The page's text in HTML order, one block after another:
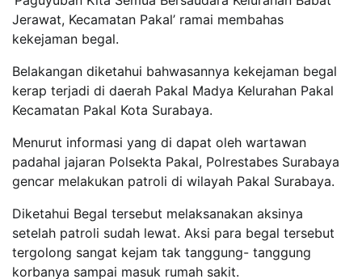
Jerawat, Kecamatan Pakal’ ramai membahas
kekejaman begal.
Belakangan diketahui bahwasannya kekejaman begal
kerap terjadi di daerah Pakal Madya Kelurahan Pakal
Kecamatan Pakal Kota Surabaya.
Menurut informasi yang di dapat oleh wartawan
padahal jajaran Polsekta Pakal, Polrestabes Surabaya
gencar melakukan patroli di wilayah Pakal Surabaya.
Diketahui Begal tersebut melaksanakan aksinya
setelah patroli sudah lewat. Aksi para begal tersebut
tergolong sangat kejam tak tanggung- tanggung
korbanya sampai masuk rumah sakit.